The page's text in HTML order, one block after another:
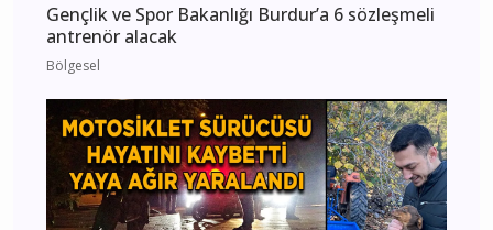
Gençlik ve Spor Bakanlığı Burdur’a 6 sözleşmeli
antrenör alacak
Bölgesel